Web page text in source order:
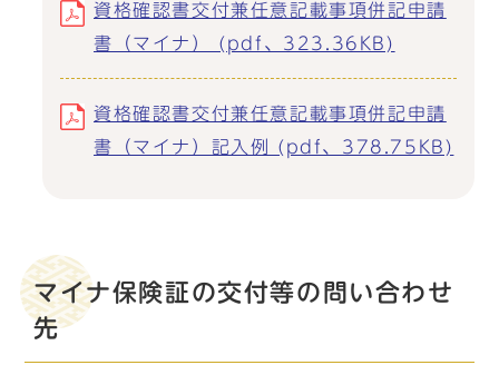
資格確認書交付兼任意記載事項併記申請
書（マイナ） (pdf、323.36KB)
資格確認書交付兼任意記載事項併記申請
書（マイナ）記入例 (pdf、378.75KB)
マイナ保険証の交付等の問い合わせ
先